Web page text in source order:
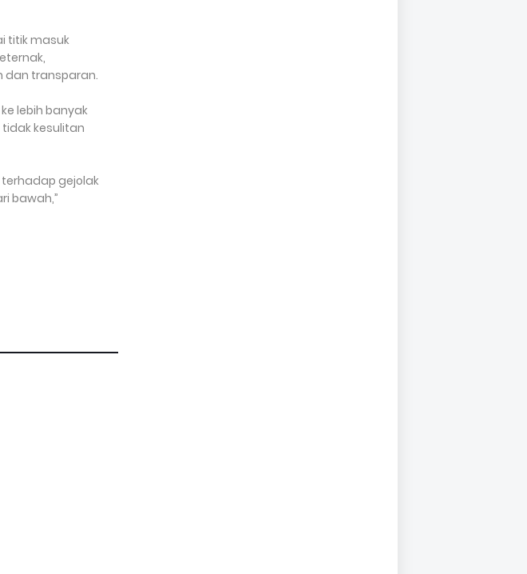
titik masuk
dan transparan.
lebih banyak
kesulitan
gejolak
bawah,”